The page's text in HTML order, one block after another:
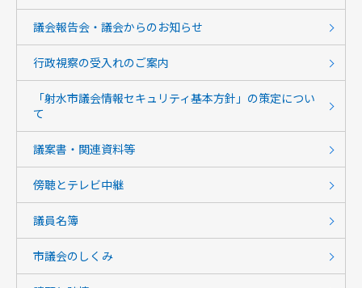
議会報告会・議会からのお知らせ
行政視察の受入れのご案内
「射水市議会情報セキュリティ基本方針」の策定につい
て
議案書・関連資料等
傍聴とテレビ中継
議員名簿
市議会のしくみ